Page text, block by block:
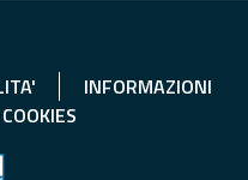
INFORMAZIONI
COOKIES